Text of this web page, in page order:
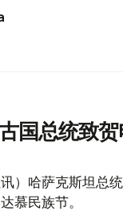
国总统致贺
讯）哈萨克斯坦总
慕民族节。